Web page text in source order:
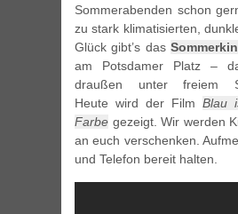
Sommerabenden schon
zu stark klimatisierten,
Glück gibt’s das
am Potsdamer Platz –
draußen unter freiem
Heute wird der Film Blau
Farbe gezeigt. Wir werden
an euch verschenken.
und Telefon bereit halten.